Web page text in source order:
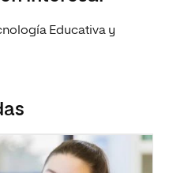
Educativa y